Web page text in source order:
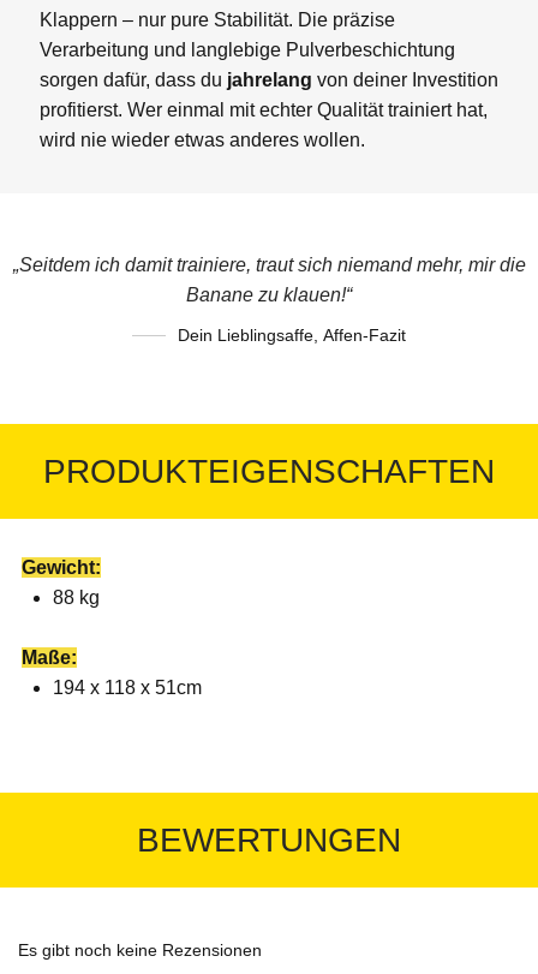
Klappern – nur pure Stabilität. Die präzise
Verarbeitung und langlebige Pulverbeschichtung
sorgen dafür, dass du jahrelang von deiner Investition
profitierst. Wer einmal mit echter Qualität trainiert hat,
wird nie wieder etwas anderes wollen.
„Seitdem ich damit trainiere, traut sich niemand mehr, mir die
Banane zu klauen!“
Dein Lieblingsaffe Affen-Fazit
PRODUKTEIGENSCHAFTEN
Gewicht:
88 kg
Maße:
194 x 118 x 51cm
BEWERTUNGEN
Es gibt noch keine Rezensionen